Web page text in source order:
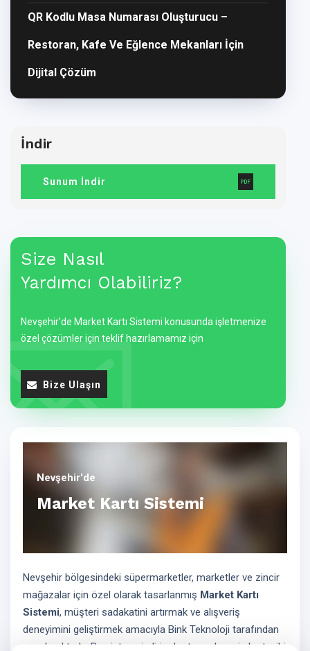
QR Kodlu Masa Numarası Oluşturucu –
Restoran, Kafe Ve Eğlence Mekanları İçin
Dijital Çözüm
İndir
Sunum İndir
Size Nasıl
Yardımcı Olabiliriz?
Nevşehir'de Market Kartı Sistemi konusunda işletmenize
özel çözümler için teklif hazırlamamız için
Bize Ulaşın
Nevşehir'de
Market Kartı Sistemi
Nevşehir bölgesindeki süpermarketler, marketler ve zincir
mağazalar için özel olarak tasarlanmış Market Kartı
Sistemi, müşteri sadakatini artırmak ve alışveriş
deneyimini geliştirmek amacıyla Bink Teknoloji tarafından
sunulmaktadır. Bu sistem, indirim kartı ve alışveriş kartı gibi